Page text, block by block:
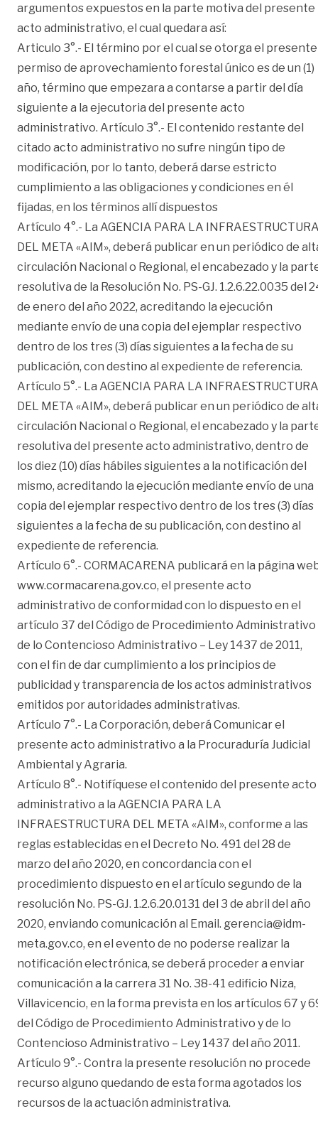
argumentos expuestos en la parte motiva del presente
acto administrativo, el cual quedara así:
Articulo 3°.- El término por el cual se otorga el presente
permiso de aprovechamiento forestal único es de un (1)
año, término que empezara a contarse a partir del día
siguiente a la ejecutoria del presente acto
administrativo. Artículo 3°.- El contenido restante del
citado acto administrativo no sufre ningún tipo de
modificación, por lo tanto, deberá darse estricto
cumplimiento a las obligaciones y condiciones en él
fijadas, en los términos allí dispuestos
Artículo 4°.- La AGENCIA PARA LA
DEL META «AIM», deberá publicar en un periódico de
circulación Nacional o Regional, el encabezado y la
resolutiva de la Resolución No. PS-GJ. 1.2.6.22.0035 del
de enero del año 2022, acreditando la ejecución
mediante envío de una copia del ejemplar respectivo
dentro de los tres (3) días siguientes a la fecha de su
publicación, con destino al expediente de referencia.
Artículo 5°.- La AGENCIA PARA LA INFRAESTRUCTURA
DEL META «AIM», deberá publicar en un periódico de
circulación Nacional o Regional, el encabezado y la
resolutiva del presente acto administrativo, dentro de
los diez (10) días hábiles siguientes a la notificación del
mismo, acreditando la ejecución mediante envío de una
copia del ejemplar respectivo dentro de los tres (3) días
siguientes a la fecha de su publicación, con destino al
expediente de referencia.
Artículo 6°.- CORMACARENA publicará en la página
www.cormacarena.gov.co, el presente acto
administrativo de conformidad con lo dispuesto en el
artículo 37 del Código de Procedimiento Administrativo
de lo Contencioso Administrativo – Ley 1437 de 2011,
con el fin de dar cumplimiento a los principios de
publicidad y transparencia de los actos administrativos
emitidos por autoridades administrativas.
Artículo 7°.- La Corporación, deberá Comunicar el
presente acto administrativo a la Procuraduría Judicial
Ambiental y Agraria.
Artículo 8°.- Notifíquese el contenido del presente acto
administrativo a la AGENCIA PARA LA
INFRAESTRUCTURA DEL META «AIM», conforme a las
reglas establecidas en el Decreto No. 491 del 28 de
marzo del año 2020, en concordancia con el
procedimiento dispuesto en el artículo segundo de la
resolución No. PS-GJ. 1.2.6.20.0131 del 3 de abril del año
2020, enviando comunicación al Email. gerencia@idm-
meta.gov.co, en el evento de no poderse realizar la
notificación electrónica, se deberá proceder a enviar
comunicación a la carrera 31 No. 38-41 edificio Niza,
Villavicencio, en la forma prevista en los artículos 67 y
del Código de Procedimiento Administrativo y de lo
Contencioso Administrativo – Ley 1437 del año 2011.
Artículo 9°.- Contra la presente resolución no procede
recurso alguno quedando de esta forma agotados los
recursos de la actuación administrativa.